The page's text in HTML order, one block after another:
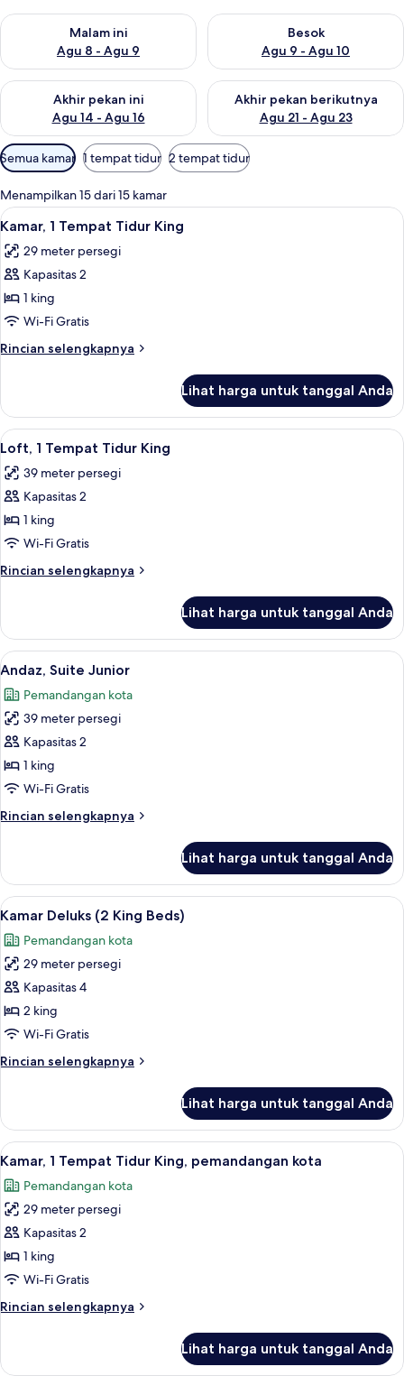
Malam ini
Agu 8 - Agu 9
Periksa ketersediaan untuk malam ini Agu 8 - Agu 9
Besok
Agu 9 - Agu 10
Periksa ketersediaan untuk
Akhir pekan ini
Agu 14 - Agu 16
Periksa ketersediaan untuk akhir pekan ini Agu 14 - Agu 16
Akhir pekan berikutnya
Agu 21 - Agu 23
Periksa ketersediaan untuk
Filter
tersedia
untuk
kamar
Semua kamar 1 tempat tidur 2 tempat tidur
Menampilkan 15 dari 15 kamar
Lihat
semua
foto
untuk
Kamar,
1
Tempat
Tidur
Kamar, 1 Tempat Tidur King | Seprai
5
Kamar, 1 Tempat Tidur King
29 meter persegi
Kapasitas 2
1 king
Wi-Fi Gratis
Rincian selengkapnya
Rincian
Kamar,
Tempat
King
Lihat harga untuk tanggal Anda
Lihat
semua
foto
untuk
Loft,
1
Tempat
Tidur
Loft, 1 Tempat Tidur King | Seprai
6
Loft, 1 Tempat Tidur King
39 meter persegi
Kapasitas 2
1 king
Wi-Fi Gratis
Rincian selengkapnya
Rincian
Loft,
Tempat
King
Lihat harga untuk tanggal Anda
Lihat
semua
foto
untuk
Andaz,
Suite
Junior
Andaz, Suite Junior | Seprai katun
5
Andaz, Suite Junior
Pemandangan kota
39 meter persegi
Kapasitas 2
1 king
Wi-Fi Gratis
Rincian selengkapnya
Rincian
Andaz,
Suite
Junior
Lihat harga untuk tanggal Anda
Lihat
semua
foto
untuk
Kamar
Deluks
(2
Beds)
Kamar Deluks (2 King Beds) | Seprai
5
Kamar Deluks (2 King Beds)
Pemandangan kota
29 meter persegi
Kapasitas 4
2 king
Wi-Fi Gratis
Rincian selengkapnya
Rincian
Kamar
Deluks
(2
Beds)
Lihat harga untuk tanggal Anda
Lihat
semua
foto
untuk
Kamar,
1
Tempat
King,
Seprai katun Mesir, seprai premium,
5
Kamar, 1 Tempat Tidur King, pemandangan kota
Pemandangan kota
29 meter persegi
Kapasitas 2
1 king
Wi-Fi Gratis
Rincian selengkapnya
Rincian
Kamar,
Lihat harga untuk tanggal Anda